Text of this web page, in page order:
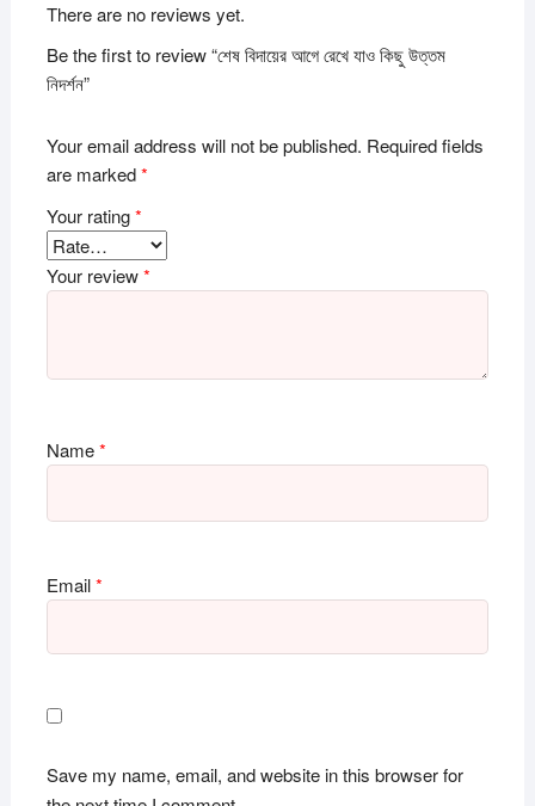
There are no reviews yet.
Be the first to review “শেষ বিদায়ের আগে রেখে যাও কিছু উত্তম
নিদর্শন”
Your email address will not be published. Required fields
are marked*
Your rating*
Your review*
Name*
Email*
Save my name, email, and website in this browser for